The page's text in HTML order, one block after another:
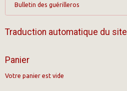
Bulletin des guérilleros
Traduction automatique du site
Panier
Votre panier est vide